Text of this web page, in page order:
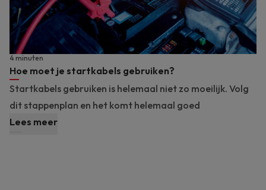
Hoe moet je startkabels gebruiken?
4 minuten
Startkabels gebruiken is helemaal niet zo moeilijk. Volg
dit stappenplan en het komt helemaal goed
Lees meer